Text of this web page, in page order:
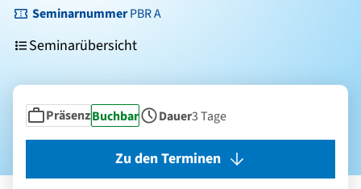
SeminarnummerPBR A
Seminarübersicht
Seminarform
PräsenzStatus
Buchbar Dauer3 Tage
Zu den Terminen